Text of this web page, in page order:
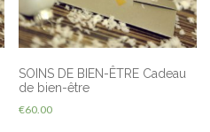
SOINS DE BIEN-ÊTRE Cadeau
de bien-être
€60.00